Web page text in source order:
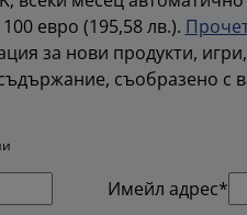
евро (195,58 лв.).
за нови продукти,
съобразено с
Имейл адрес*